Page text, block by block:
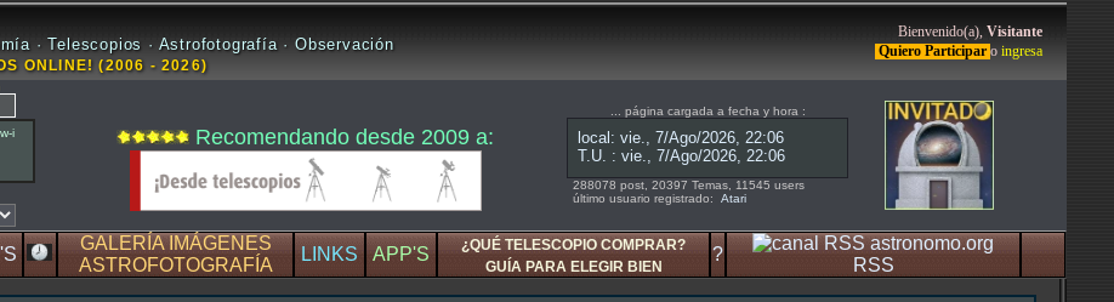
· Telescopios · Astrofotografía · Observación
ONLINE! (2006 - 2026)
Bienvenido(a), Visitante
Quiero Participar o ingresa
Recomendando desde 2009 a:
... página cargada a fecha y hora :
288078 post, 20397 Temas, 11545 users
último usuario registrado: Atari
GALERÍA IMÁGENES
ASTROFOTOGRAFÍA
LINKS APP'S
¿QUÉ TELESCOPIO COMPRAR?
GUÍA PARA ELEGIR BIEN
?
RSS